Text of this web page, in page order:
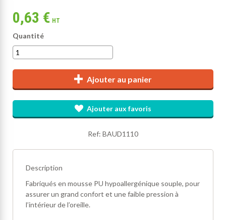
0,63 € HT
Quantité
Ajouter au panier
Ajouter aux favoris
Ref: BAUD1110
Description
Fabriqués en mousse PU hypoallergénique souple, pour
assurer un grand confort et une faible pression à
l’intérieur de l’oreille.